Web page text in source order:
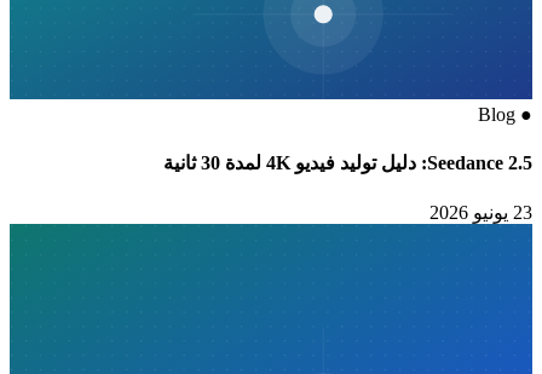
●
Blog
Seedance 2.5: دليل توليد فيديو 4K لمدة 30 ثانية
23 يونيو 2026